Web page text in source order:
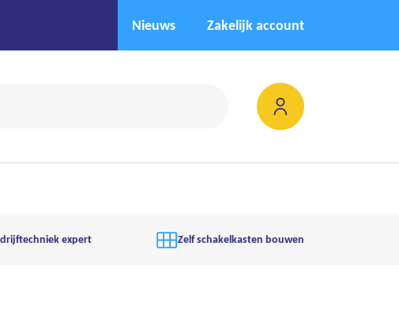
Nieuws Zakelijk account
expert Zelf schakelkasten bouwen